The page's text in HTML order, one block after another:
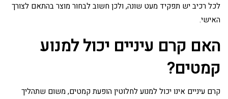
לכל רכיב יש תפקיד מעט שונה, ולכן חשוב לבחור מוצר בהתאם לצורך
האישי.
האם קרם עיניים יכול למנוע
קמטים?
קרם עיניים אינו יכול למנוע לחלוטין הופעת קמטים, משום שתהליך